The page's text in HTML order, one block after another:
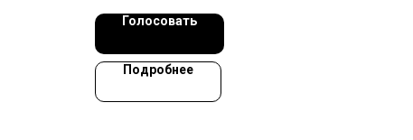
Голосовать
Подробнее